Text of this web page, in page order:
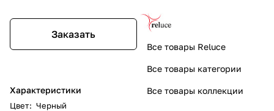
Заказать
Характеристики
Цвет: Черный
Все товары Reluce
Все товары категории
Все товары коллекции